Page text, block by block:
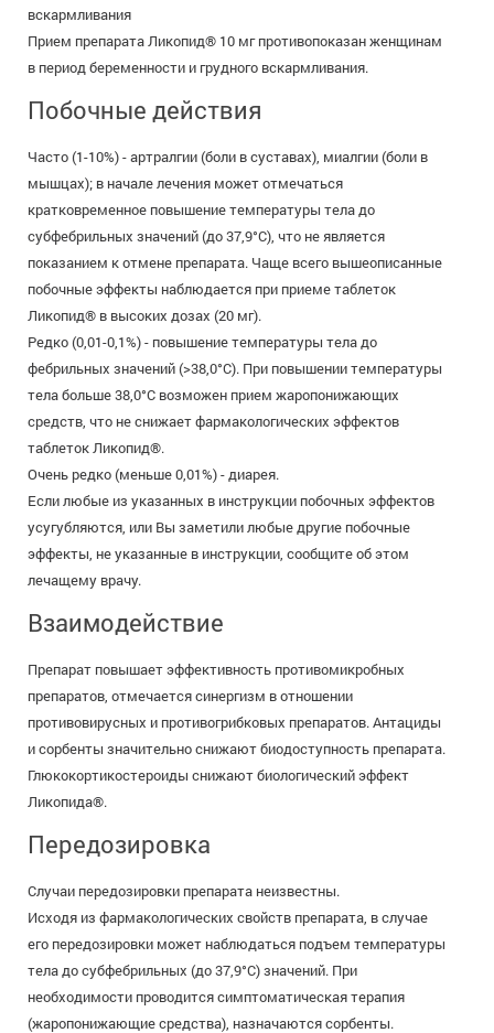
вскармливания
Прием препарата Ликопид® 10 мг противопоказан женщинам
в период беременности и грудного вскармливания.
Побочные действия
Часто (1-10%) - артралгии (боли в суставах), миалгии (боли в
мышцах); в начале лечения может отмечаться
кратковременное повышение температуры тела до
субфебрильных значений (до 37,9°С), что не является
показанием к отмене препарата. Чаще всего вышеописанные
побочные эффекты наблюдается при приеме таблеток
Ликопид® в высоких дозах (20 мг).
Редко (0,01-0,1%) - повышение температуры тела до
фебрильных значений (>38,0°С). При повышении температуры
тела больше 38,0°С возможен прием жаропонижающих
средств, что не снижает фармакологических эффектов
таблеток Ликопид®.
Очень редко (меньше 0,01%) - диарея.
Если любые из указанных в инструкции побочных эффектов
усугубляются, или Вы заметили любые другие побочные
эффекты, не указанные в инструкции, сообщите об этом
лечащему врачу.
Взаимодействие
Препарат повышает эффективность противомикробных
препаратов, отмечается синергизм в отношении
противовирусных и противогрибковых препаратов. Антациды
и сорбенты значительно снижают биодоступность препарата.
Глюкокортикостероиды снижают биологический эффект
Ликопида®.
Передозировка
Случаи передозировки препарата неизвестны.
Исходя из фармакологических свойств препарата, в случае
его передозировки может наблюдаться подъем температуры
тела до субфебрильных (до 37,9°С) значений. При
необходимости проводится симптоматическая терапия
(жаропонижающие средства), назначаются сорбенты.